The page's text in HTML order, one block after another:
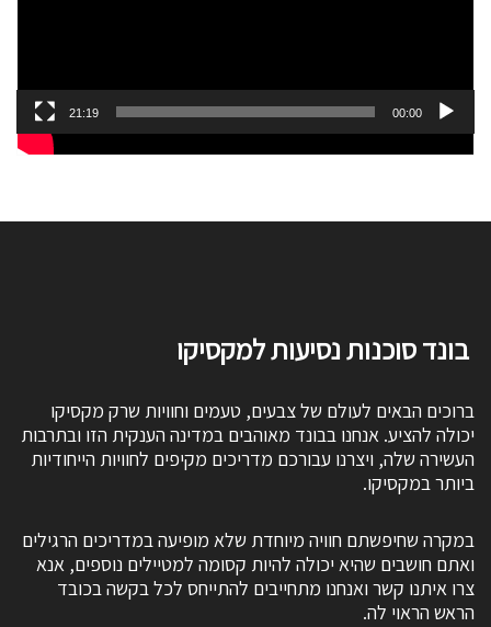
00:00
21:19
בונד סוכנות נסיעות למקסיקו
ברוכים הבאים לעולם של צבעים, טעמים וחוויות שרק מקסיקו
יכולה להציע. אנחנו בבונד מאוהבים במדינה הענקית הזו ובתרבות
העשירה שלה, ויצרנו עבורכם מדריכים מקיפים לחוויות הייחודיות
ביותר במקסיקו.
במקרה שחיפשתם חוויה מיוחדת שלא מופיעה במדריכים הרגילים
ואתם חושבים שהיא יכולה להיות קסומה למטיילים נוספים, אנא
צרו איתנו קשר ואנחנו מתחייבים להתייחס לכל בקשה בכובד
הראש הראוי לה.